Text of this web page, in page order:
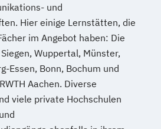
und
Hier einige Lernstätten, die
im Angebot haben: Die
Wuppertal, Münster,
Essen, Bonn, Bochum und
Aachen. Diverse
viele private Hochschulen